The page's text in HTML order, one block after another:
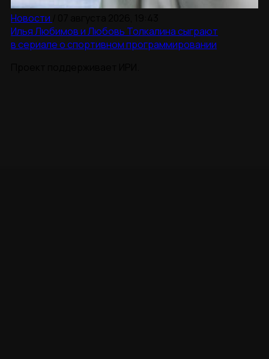
Новости
Илья Любимов и Любовь Толкалина сыграют
в сериале о спортивном программировании